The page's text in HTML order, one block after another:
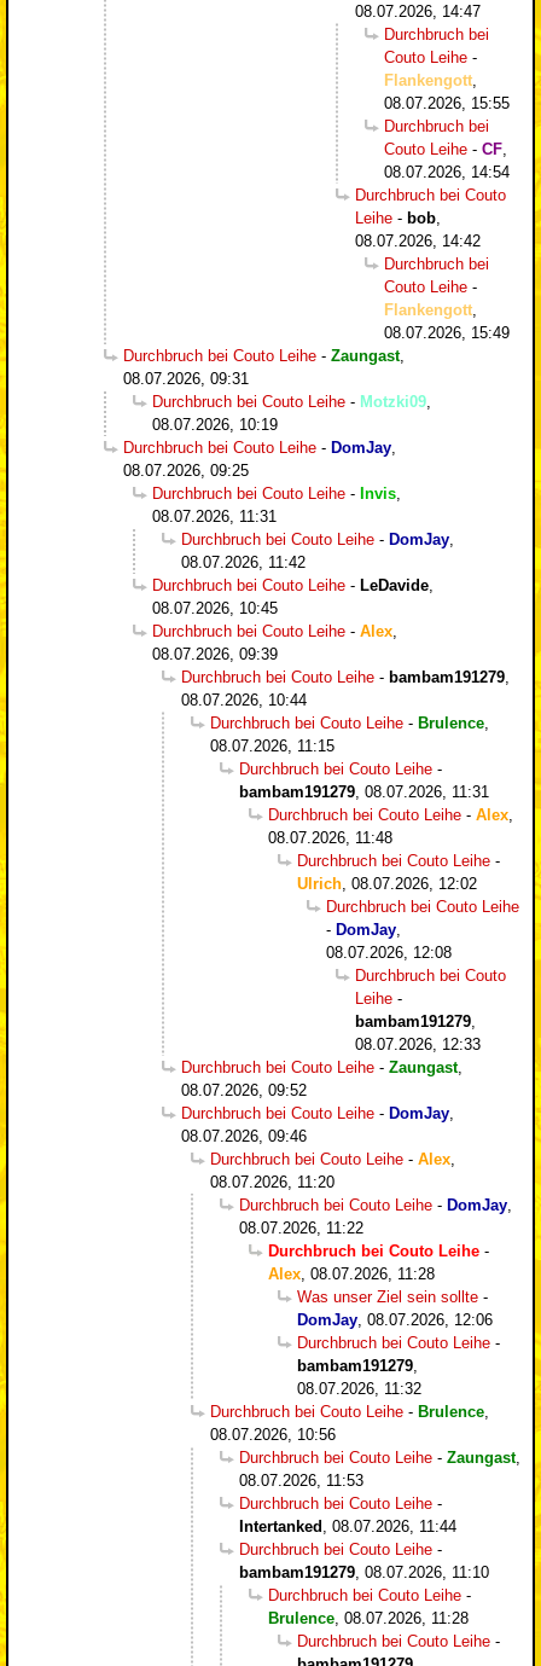
08.07.2026, 14:47
Durchbruch bei
Couto Leihe -
Flankengott
08.07.2026, 15:55
Durchbruch bei
Couto Leihe - CF
08.07.2026, 14:54
Durchbruch bei Couto
Leihe - bob
08.07.2026, 14:42
Durchbruch bei
Couto Leihe -
Flankengott
08.07.2026, 15:49
Durchbruch bei Couto Leihe - Zaungast,
08.07.2026, 09:31
Durchbruch bei Couto Leihe - Motzki09
08.07.2026, 10:19
Durchbruch bei Couto Leihe - DomJay
08.07.2026, 09:25
Durchbruch bei Couto Leihe - Invis
08.07.2026, 11:31
Durchbruch bei Couto Leihe - DomJay
08.07.2026, 11:42
Durchbruch bei Couto Leihe - LeDavide
08.07.2026, 10:45
Durchbruch bei Couto Leihe - Alex
08.07.2026, 09:39
Durchbruch bei Couto Leihe - bambam191279
08.07.2026, 10:44
Durchbruch bei Couto Leihe - Brulence
08.07.2026, 11:15
Durchbruch bei Couto Leihe -
bambam191279 08.07.2026, 11:31
Durchbruch bei Couto Leihe - Alex
08.07.2026, 11:48
Durchbruch bei Couto Leihe -
Ulrich 08.07.2026, 12:02
Durchbruch bei Couto Leihe
- DomJay
08.07.2026, 12:08
Durchbruch bei Couto
Leihe -
bambam191279
08.07.2026, 12:33
Durchbruch bei Couto Leihe - Zaungast,
08.07.2026, 09:52
Durchbruch bei Couto Leihe - DomJay
08.07.2026, 09:46
Durchbruch bei Couto Leihe - Alex
08.07.2026, 11:20
Durchbruch bei Couto Leihe - DomJay
08.07.2026, 11:22
Durchbruch bei Couto Leihe -
Alex 08.07.2026, 11:28
Was unser Ziel sein sollte -
DomJay 08.07.2026, 12:06
Durchbruch bei Couto Leihe -
bambam191279
08.07.2026, 11:32
Durchbruch bei Couto Leihe - Brulence
08.07.2026, 10:56
Durchbruch bei Couto Leihe - Zaungast,
08.07.2026, 11:53
Durchbruch bei Couto Leihe -
Intertanked
08.07.2026, 11:44
Durchbruch bei Couto Leihe -
bambam191279 08.07.2026, 11:10
Durchbruch bei Couto Leihe -
Brulence 08.07.2026, 11:28
Durchbruch bei Couto Leihe -